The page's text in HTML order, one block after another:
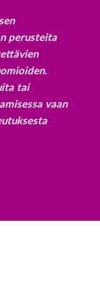
perusteita
tai
vaan